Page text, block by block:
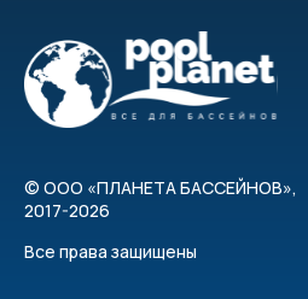
© ООО «ПЛАНЕТА БАССЕЙНОВ»,
2017-2026
Все права защищены